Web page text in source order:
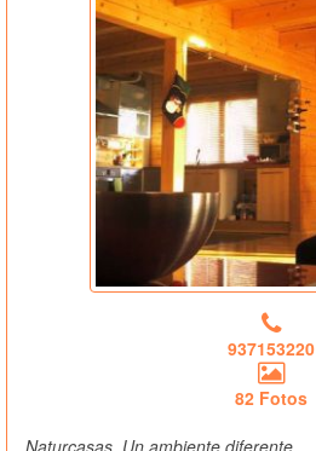
937153220
82 Fotos
Naturcasas, Un ambiente diferente..